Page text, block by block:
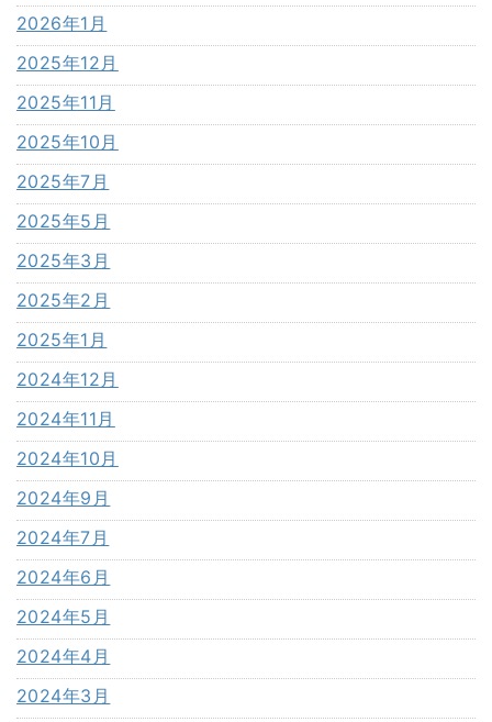
2026年1月
2025年12月
2025年11月
2025年10月
2025年7月
2025年5月
2025年3月
2025年2月
2025年1月
2024年12月
2024年11月
2024年10月
2024年9月
2024年7月
2024年6月
2024年5月
2024年4月
2024年3月